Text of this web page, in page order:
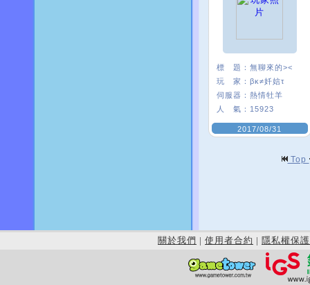
標 題： 無聊來的><
玩 家： βκ≠奷娮τ
伺服器： 熱情牡羊
人 氣： 15923
2017/08/31
Top
關於我們 | 使用者合約 | 隱私權保護